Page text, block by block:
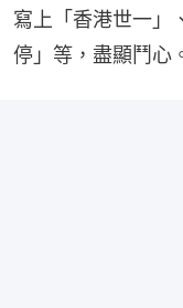
寫上「香港世一」
停」等，盡顯鬥心